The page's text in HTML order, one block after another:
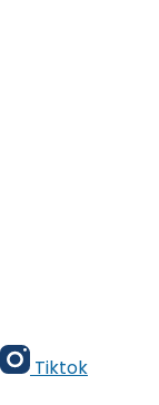
Tiktok